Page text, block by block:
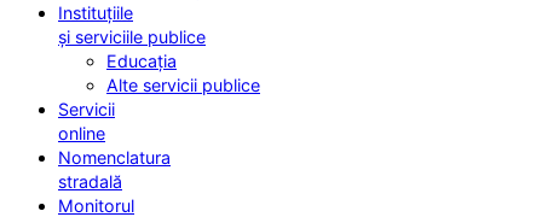
Instituțiile
și serviciile publice
Educația
Alte servicii publice
Servicii
online
Nomenclatura
stradală
Monitorul